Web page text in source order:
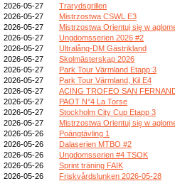
2026-05-27
Trarydsgrillen
2026-05-27
Mistrzostwa CSWL E3
2026-05-27
Mistrzostwa Orientuj się w
2026-05-27
Ungdomsserien 2026 #2
2026-05-27
Ultralång-DM Gästrikland
2026-05-27
Skolmästerskap 2026
2026-05-27
Park Tour Värmland Etapp 3
2026-05-27
Park Tour Värmland, Kil E4
2026-05-27
ACING TROFEO SAN
2026-05-27
PAOT N°4 La Torse
2026-05-27
Stockholm City Cup Etapp 3
2026-05-27
Mistrzostwa Orientuj się w
2026-05-26
Poängtävling 1
2026-05-26
Dalaserien MTBO #2
2026-05-26
Ungdomsserien #4 TSOK
2026-05-26
Sprint träning FAIK
2026-05-26
Friskvårdslunken 2026-05-28